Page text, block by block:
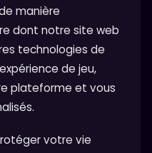
manière
dont notre site web
technologies de
de jeu,
plateforme et vous
votre vie